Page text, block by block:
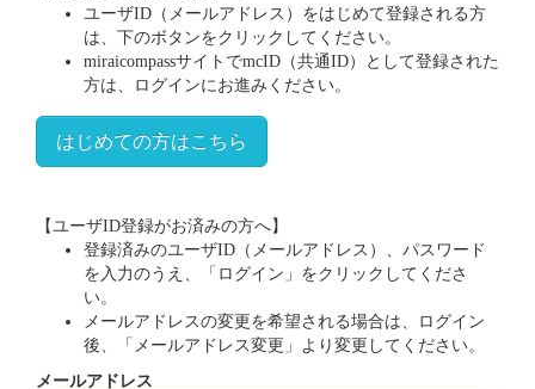
ユーザID（メールアドレス）をはじめて登録される方
は、下のボタンをクリックしてください。
miraicompassサイトでmcID（共通ID）として登録された
方は、ログインにお進みください。
はじめての方はこちら
【ユーザID登録がお済みの方へ】
登録済みのユーザID（メールアドレス）、パスワード
を入力のうえ、「ログイン」をクリックしてくださ
い。
メールアドレスの変更を希望される場合は、ログイン
後、「メールアドレス変更」より変更してください。
メールアドレス